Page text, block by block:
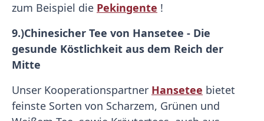
zum Beispiel die Pekingente !
9.)Chinesicher Tee von Hansetee - Die
gesunde Köstlichkeit aus dem Reich der
Mitte
Unser Kooperationspartner Hansetee bietet
feinste Sorten von Scharzem, Grünen und